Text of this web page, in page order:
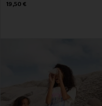
Original Price
19,50 €